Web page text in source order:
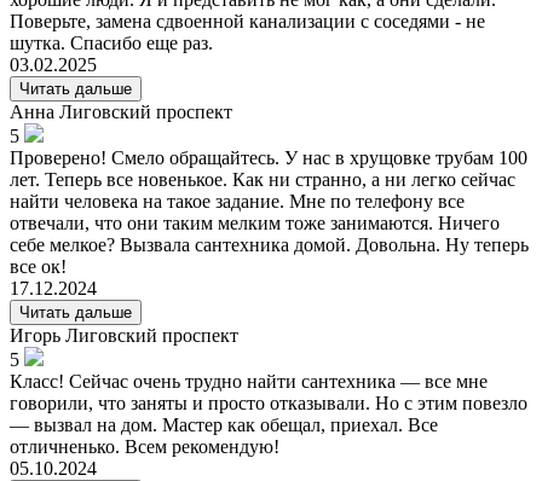
Поверьте, замена сдвоенной канализации с соседями - не
шутка. Спасибо еще раз.
03.02.2025
Читать дальше
Анна Лиговский проспект
5
Проверено! Смело обращайтесь. У нас в хрущовке трубам 100
лет. Теперь все новенькое. Как ни странно, а ни легко сейчас
найти человека на такое задание. Мне по телефону все
отвечали, что они таким мелким тоже занимаются. Ничего
себе мелкое? Вызвала сантехника домой. Довольна. Ну теперь
все ок!
17.12.2024
Читать дальше
Игорь Лиговский проспект
5
Класс! Сейчас очень трудно найти сантехника — все мне
говорили, что заняты и просто отказывали. Но с этим повезло
— вызвал на дом. Мастер как обещал, приехал. Все
отличненько. Всем рекомендую!
05.10.2024